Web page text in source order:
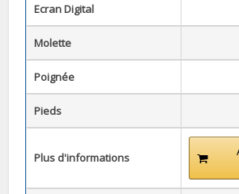
Ecran Digital
Molette
Poignée
Pieds
Plus d'informations